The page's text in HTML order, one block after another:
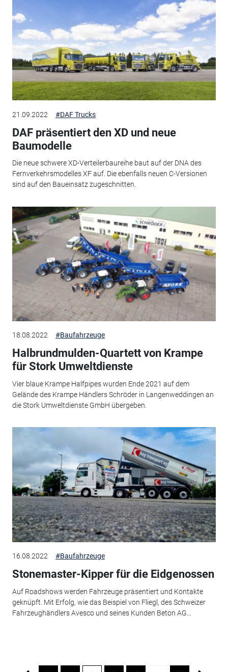
21.09.2022 #DAF Trucks
DAF präsentiert den XD und neue
Baumodelle
Die neue schwere XD-Verteilerbaureihe baut auf der DNA des
Fernverkehrsmodelles XF auf. Die ebenfalls neuen C-Versionen
sind auf den Baueinsatz zugeschnitten.
18.08.2022 #Baufahrzeuge
Halbrundmulden-Quartett von Krampe
für Stork Umweltdienste
Vier blaue Krampe Halfpipes wurden Ende 2021 auf dem
Gelände des Krampe Händlers Schröder in Langenweddingen an
die Stork Umweltdienste GmbH übergeben.
16.08.2022 #Baufahrzeuge
Stonemaster-Kipper für die Eidgenossen
Auf Roadshows werden Fahrzeuge präsentiert und Kontakte
geknüpft. Mit Erfolg, wie das Beispiel von Fliegl, des Schweizer
Fahrzeughändlers Avesco und seines Kunden Beton AG...